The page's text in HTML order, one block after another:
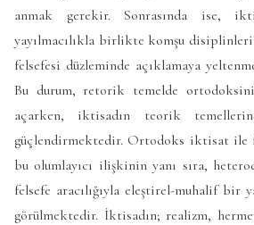
anmak gerekir. Sonrasında ise,
yayılmacılıkla birlikte komşu
felsefesi düzleminde açıklamaya
Bu durum, retorik temelde
açarken, iktisadın teorik
güçlendirmektedir. Ortodoks iktisat ile
bu olumlayıcı ilişkinin yanı sıra,
felsefe aracılığıyla eleştirel-muhalif bir
görülmektedir. İktisadın; realizm,